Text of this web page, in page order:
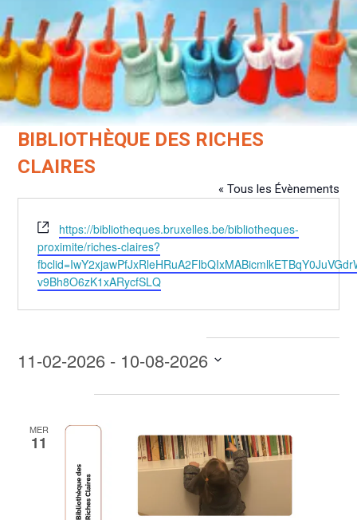
BIBLIOTHÈQUE DES RICHES
CLAIRES
« Tous les Évènements
Site
web
https://bibliotheques.bruxelles.be/bibliotheques-
proximite/riches-claires?
v9Bh8O6zK1xARycfSLQ
11-02-2026 - 10-08-2026
MER
11